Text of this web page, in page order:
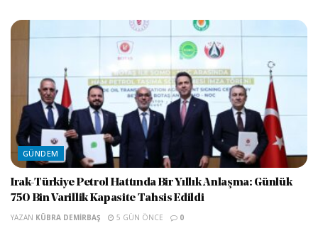
GÜNDEM
Irak-Türkiye Petrol Hattında Bir Yıllık Anlaşma: Günlük
750 Bin Varillik Kapasite Tahsis Edildi
YAZAN KÜBRA DEMIRBAŞ 5 GÜN ÖNCE 0